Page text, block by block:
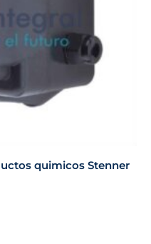
quimicos Stenner